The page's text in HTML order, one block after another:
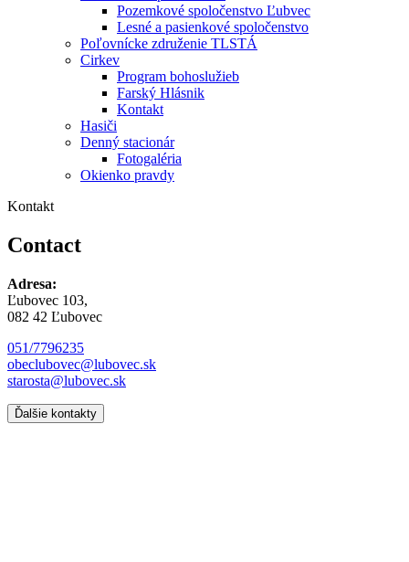
Pozemkové spoločenstvo Ľubvec
Lesné a pasienkové spoločenstvo
Poľovnícke združenie TLSTÁ
Cirkev
Program bohoslužieb
Farský Hlásnik
Kontakt
Hasiči
Denný stacionár
Fotogaléria
Okienko pravdy
Kontakt
Contact
Adresa:
Ľubovec 103,
082 42 Ľubovec
051/7796235
obeclubovec@lubovec.sk
starosta@lubovec.sk
Ďalšie kontakty